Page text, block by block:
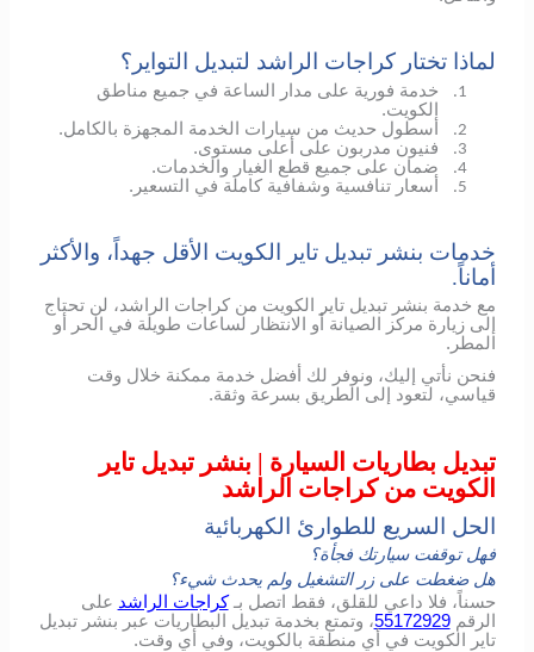
لماذا تختار كراجات الراشد لتبديل التواير؟
1.
خدمة فورية على مدار الساعة في جميع مناطق
الكويت.
2. أسطول حديث من سيارات الخدمة المجهزة بالكامل.
3. فنيون مدربون على أعلى مستوى.
4. ضمان على جميع قطع الغيار والخدمات.
5. أسعار تنافسية وشفافية كاملة في التسعير.
خدمات بنشر تبديل تاير الكويت الأقل جهداً، والأكثر
أماناً.
مع خدمة بنشر تبديل تاير الكويت من كراجات الراشد، لن تحتاج
إلى زيارة مركز الصيانة أو الانتظار لساعات طويلة في الحر أو
المطر.
فنحن نأتي إليك، ونوفر لك أفضل خدمة ممكنة خلال وقت
قياسي، لتعود إلى الطريق بسرعة وثقة.
تبديل بطاريات السيارة | بنشر تبديل تاير
الكويت من كراجات الراشد
الحل السريع للطوارئ الكهربائية
فهل توقفت سيارتك فجأة؟
هل ضغطت على زر التشغيل ولم يحدث شيء؟
حسناً، فلا داعي للقلق، فقط اتصل بـكراجات الراشد على
الرقم55172929، وتمتع بخدمة تبديل البطاريات عبر بنشر تبديل
تاير الكويت في أي منطقة بالكويت، وفي أي وقت.